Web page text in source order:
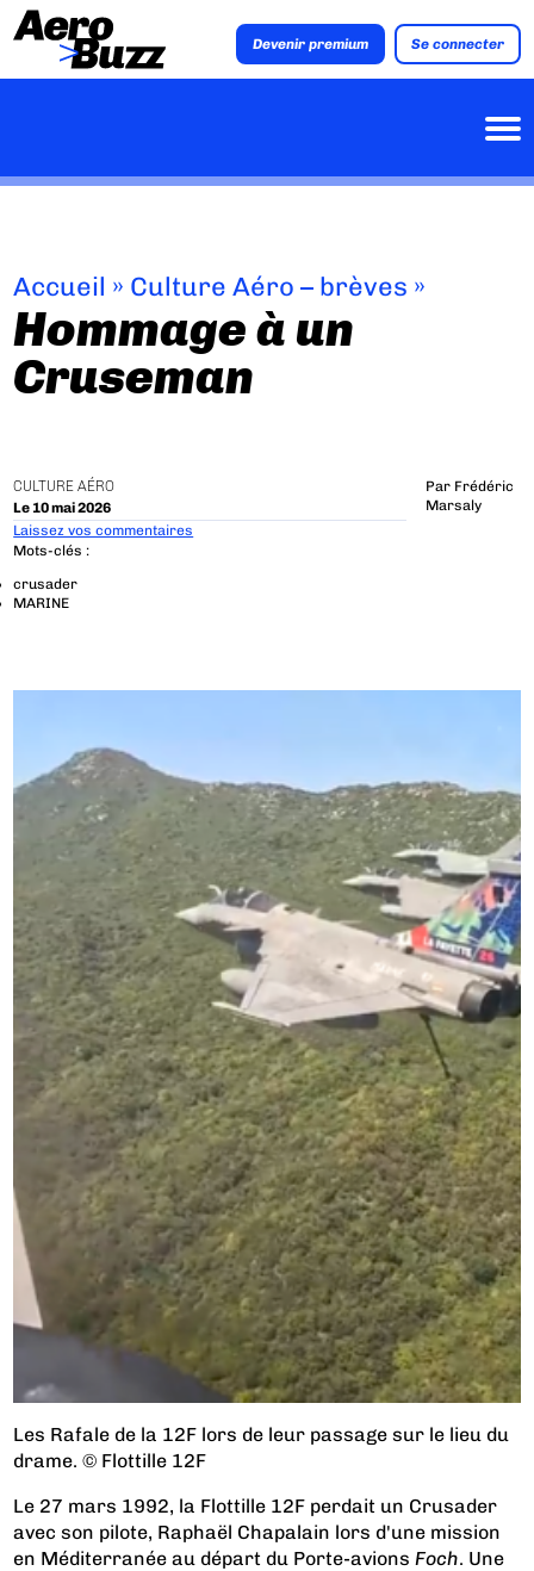
Devenir premium Se connecter
Accueil » Culture Aéro – brèves »
Hommage à un
Cruseman
CULTURE AÉRO
Le 10 mai 2026
Par Frédéric
Marsaly
Laissez vos commentaires
Mots-clés :
crusader
MARINE
Les Rafale de la 12F lors de leur passage sur le lieu du
drame. © Flottille 12F
Le 27 mars 1992, la Flottille 12F perdait un Crusader
avec son pilote, Raphaël Chapalain lors d'une mission
en Méditerranée au départ du Porte-avionsFoch. Une